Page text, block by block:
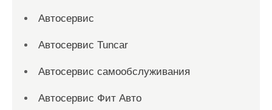
Автосервис
Автосервис Tuncar
Автосервис самообслуживания
Автосервис Фит Авто